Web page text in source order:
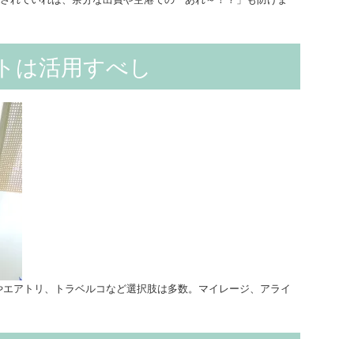
は活用すべし
アトリ、トラベルコなど選択肢は多数。マイレージ、アライ